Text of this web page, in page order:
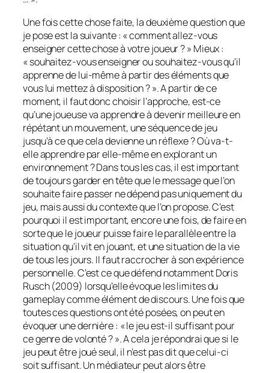
Une fois cette chose faite, la deuxième question que
je pose est la suivante : « comment allez-vous
enseigner cette chose à votre joueur ? » Mieux :
« souhaitez-vous enseigner ou souhaitez-vous qu’il
apprenne de lui-même à partir des éléments que
vous lui mettez à disposition ? ». A partir de ce
moment, il faut donc choisir l’approche, est-ce
qu’une joueuse va apprendre à devenir meilleure en
répétant un mouvement, une séquence de jeu
jusqu’à ce que cela devienne un réflexe ? Où va-t-
elle apprendre par elle-même en explorant un
environnement ? Dans tous les cas, il est important
de toujours garder en tête que le message que l’on
souhaite faire passer ne dépend pas uniquement du
jeu, mais aussi du contexte que l’on propose. C’est
pourquoi il est important, encore une fois, de faire en
sorte que le joueur puisse faire le parallèle entre la
situation qu’il vit en jouant, et une situation de la vie
de tous les jours. Il faut raccrocher à son expérience
personnelle. C’est ce que défend notamment Doris
Rusch (2009) lorsqu’elle évoque les limites du
gameplaycomme élément de discours. Une fois que
toutes ces questions ont été posées, on peut en
évoquer une dernière : « le jeu est-il suffisant pour
ce genre de volonté ? ». A cela je répondrai que si le
jeu peut être joué seul, il n’est pas dit que celui-ci
soit suffisant. Un médiateur peut alors être